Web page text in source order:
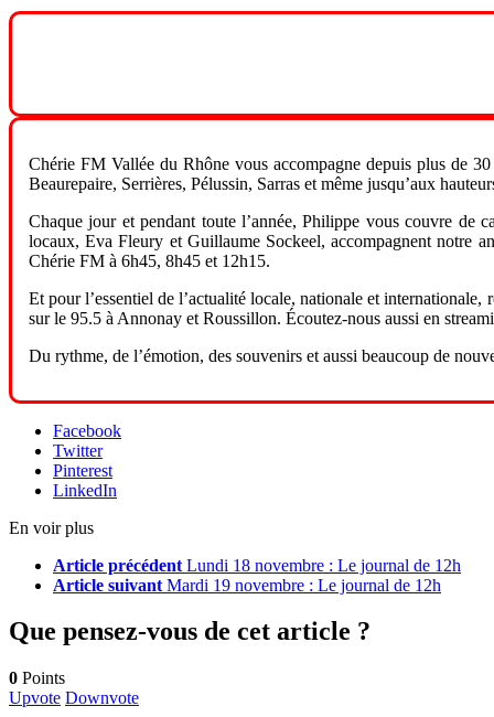
Chérie FM Vallée du Rhône vous accompagne depuis plus de
Beaurepaire, Serrières, Pélussin, Sarras et même jusqu’aux
Chaque jour et pendant toute l’année, Philippe vous couvre de
locaux, Eva Fleury et Guillaume Sockeel, accompagnent notre
Chérie FM à 6h45, 8h45 et 12h15.
Et pour l’essentiel de l’actualité locale, nationale et
sur le 95.5 à Annonay et Roussillon. Écoutez-nous aussi en
Du rythme, de l’émotion, des souvenirs et aussi beaucoup de
Facebook
Twitter
Pinterest
LinkedIn
En voir plus
Article précédent Lundi 18 novembre : Le journal de 12h
Article suivant Mardi 19 novembre : Le journal de 12h
Que pensez-vous de cet article ?
0 Points
Upvote Downvote